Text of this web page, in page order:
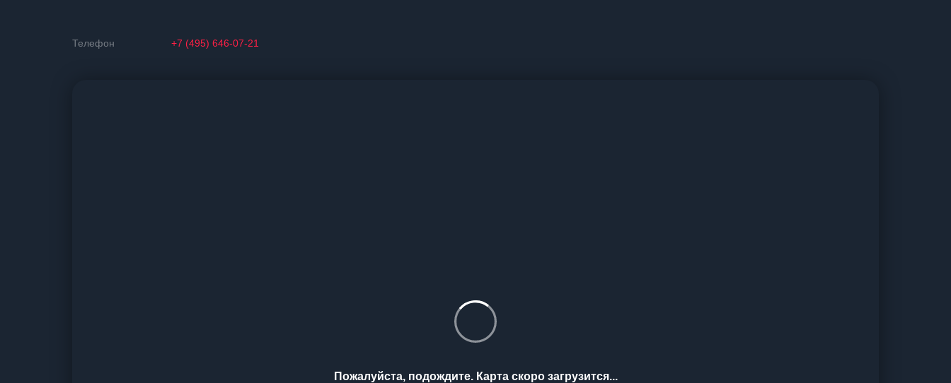
Телефон +7 (495) 646-07-21
Пожалуйста, подождите. Карта скоро загрузится...